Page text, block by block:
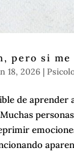
pero si
18, 2026|
de aprender